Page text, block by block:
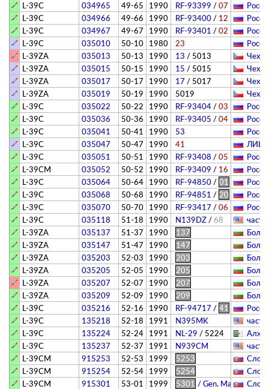
L-39C
034965 49-65 1990 RF-93399 /07
L-39C
034966 49-66 1990 RF-93400 / 12
L-39C
034967 49-67 1990 RF-93401 /02
L-39C
035010 50-10 1980 23
L-39ZA
035013 50-13 1990 13 / 5013
L-39ZA
035015 50-15 1990 15 / 5015
L-39ZA
035017 50-17 1990 17 / 5017
L-39ZA
035019 50-19 1990 5019
L-39C
035022 50-22 1990 RF-93404 /03
L-39C
035036 50-36 1990 RF-93405 /04
L-39C
035041 50-41 1990 53
L-39C
035047 50-47 1990 41
ЛИИ
L-39C
035051 50-51 1990 RF-93408 /05
L-39CM
035052 50-52 1990 RF-93409 / 16
L-39C
035064 50-64 1990 RF-94850 / 01
L-39C
035068 50-68 1990 RF-94851 / 20
L-39C
035070 50-70 1990 RF-93417 /06
L-39C
035118 51-18 1990 N139DZ /68
L-39ZA
035137 51-37 1990 137
L-39ZA
035147 51-47 1990 147
L-39ZA
035203 52-03 1990 203
L-39ZA
035205 52-05 1990 205
L-39ZA
035207 52-07 1990 207
L-39ZA
035209 52-09 1990 209
L-39C
035216 52-16 1990 RF-94717 / 41
L-39C
135218 52-18 1991 N395MK
L-39C
135224 52-24 1991 NL-29 / 5224
L-39C
135237 52-37 1991 N939CM
L-39CM
915253 52-53 1999 5253
L-39CM
915254 52-54 1999 5254
L-39CM
915301 53-01 1999 5301 / Gen. Maj. Otto